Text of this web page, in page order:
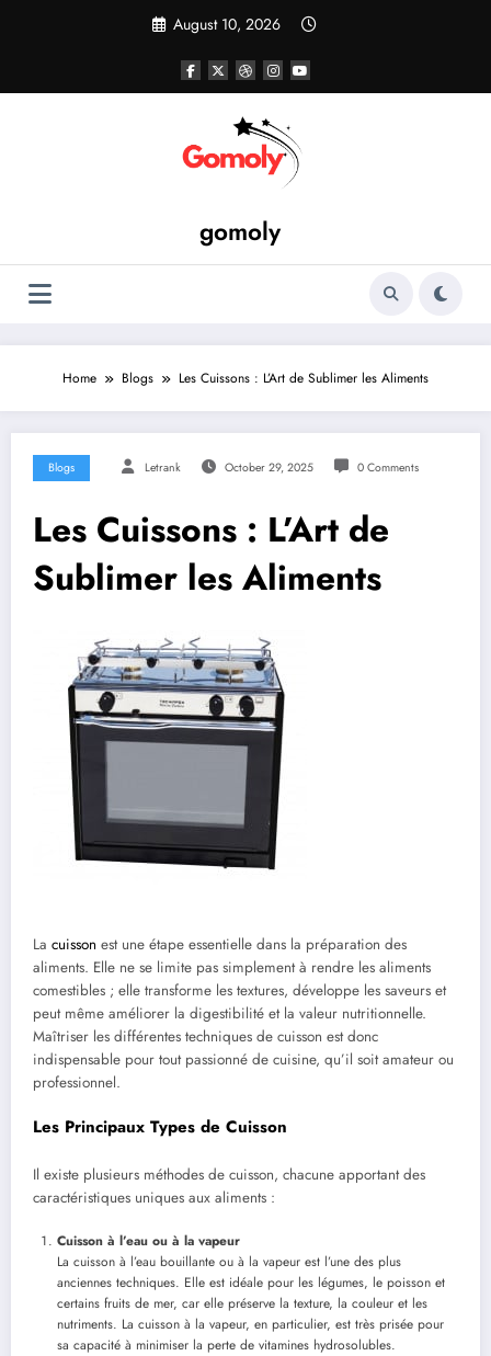
August 10, 2026
gomoly
Home Blogs Les Cuissons : L’Art de Sublimer les Aliments
Blogs Letrank October 29, 2025 0 Comments
Les Cuissons : L’Art de
Sublimer les Aliments
La cuisson est une étape essentielle dans la préparation des
aliments. Elle ne se limite pas simplement à rendre les aliments
comestibles ; elle transforme les textures, développe les saveurs et
peut même améliorer la digestibilité et la valeur nutritionnelle.
Maîtriser les différentes techniques de cuisson est donc
indispensable pour tout passionné de cuisine, qu’il soit amateur ou
professionnel.
Les Principaux Types de Cuisson
Il existe plusieurs méthodes de cuisson, chacune apportant des
caractéristiques uniques aux aliments :
Cuisson à l’eau ou à la vapeur
La cuisson à l’eau bouillante ou à la vapeur est l’une des plus
anciennes techniques. Elle est idéale pour les légumes, le poisson et
certains fruits de mer, car elle préserve la texture, la couleur et les
nutriments. La cuisson à la vapeur, en particulier, est très prisée pour
sa capacité à minimiser la perte de vitamines hydrosolubles.